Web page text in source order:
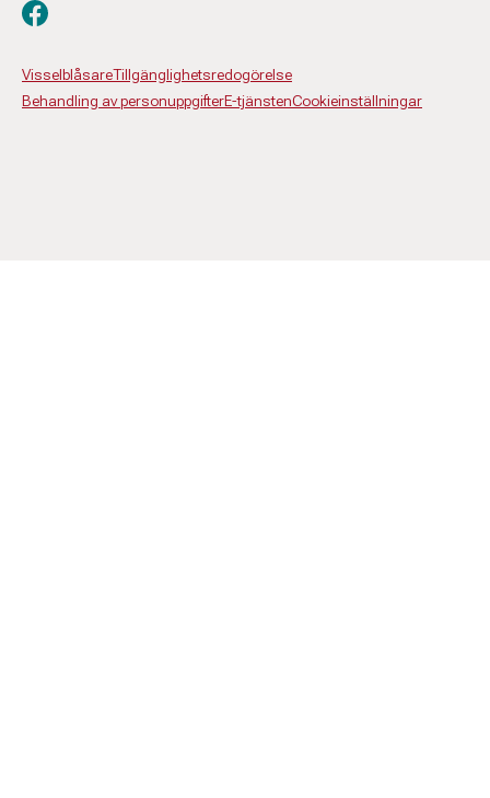
VisselblåsareTillgänglighetsredogörelse
Behandling av personuppgifterE-tjänstenCookieinställningar
Besök oss på facebook